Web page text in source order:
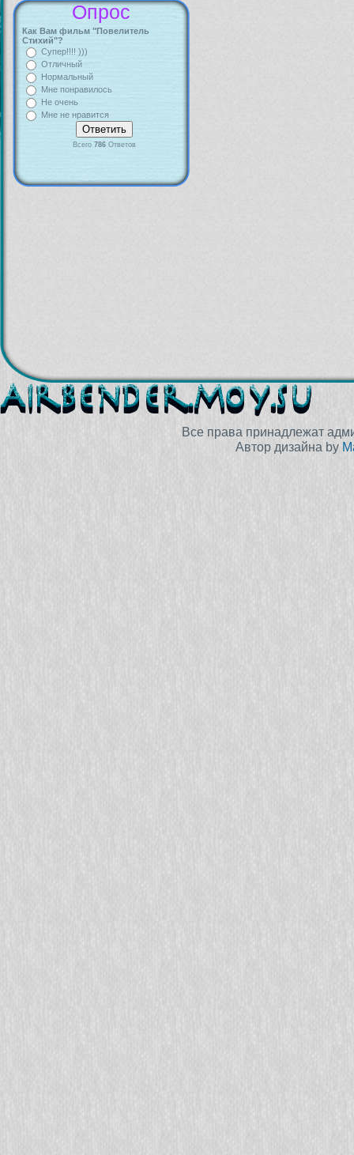
Опрос
Как Вам фильм "Повелитель
Стихий"?
Супер!!!! )))
Отличный
Нормальный
Мне понравилось
Не очень
Мне не нравится
Всего 786Ответов
Все права принадлежат
Автор дизайна by